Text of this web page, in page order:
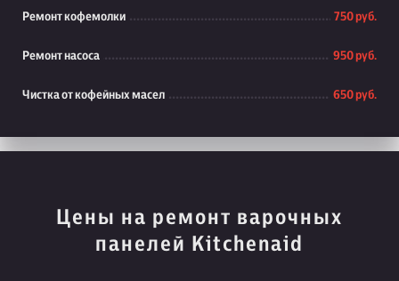
Ремонт кофемолки 750 руб.
Ремонт насоса 950 руб.
Чистка от кофейных масел 650 руб.
Цены на ремонт варочных
панелей Kitchenaid